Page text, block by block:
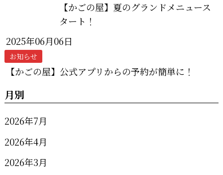
【かごの屋】夏のグランドメニュース
タート！
2025年06月06日
お知らせ
【かごの屋】公式アプリからの予約が簡単に！
月別
2026年7月
2026年4月
2026年3月